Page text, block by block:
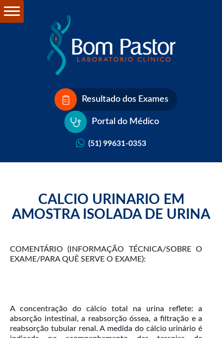
Resultado dos Exames
Portal do Médico
(51) 99631-0353
CALCIO URINARIO EM
AMOSTRA ISOLADA DE URINA
COMENTÁRIO (INFORMAÇÃO TÉCNICA/SOBRE O
EXAME/PARA QUÊ SERVE O EXAME):
A concentração do cálcio total na urina reflete: a
absorção intestinal, a reabsorção óssea, a filtração e a
reabsorção tubular renal. A medida do cálcio urinário é